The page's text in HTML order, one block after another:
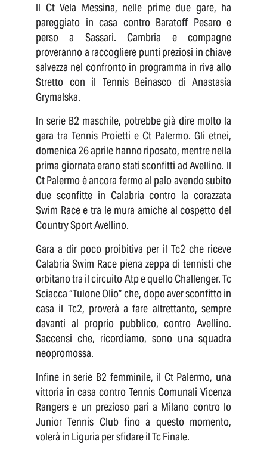
Il Ct Vela Messina, nelle prime due gare, ha
pareggiato in casa contro Baratoff Pesaro e
perso a Sassari. Cambria e compagne
proveranno a raccogliere punti preziosi in chiave
salvezza nel confronto in programma in riva allo
Stretto con il Tennis Beinasco di Anastasia
Grymalska.
In serie B2 maschile, potrebbe già dire molto la
gara tra Tennis Proietti e Ct Palermo. Gli etnei,
domenica 26 aprile hanno riposato, mentre nella
prima giornata erano stati sconfitti ad Avellino. Il
Ct Palermo è ancora fermo al palo avendo subito
due sconfitte in Calabria contro la corazzata
Swim Race e tra le mura amiche al cospetto del
Country Sport Avellino.
Gara a dir poco proibitiva per il Tc2 che riceve
Calabria Swim Race piena zeppa di tennisti che
orbitano tra il circuito Atp e quello Challenger. Tc
Sciacca “Tulone Olio” che, dopo aver sconfitto in
casa il Tc2, proverà a fare altrettanto, sempre
davanti al proprio pubblico, contro Avellino.
Saccensi che, ricordiamo, sono una squadra
neopromossa.
Infine in serie B2 femminile, il Ct Palermo, una
vittoria in casa contro Tennis Comunali Vicenza
Rangers e un prezioso pari a Milano contro lo
Junior Tennis Club fino a questo momento,
volerà in Liguria per sfidare il Tc Finale.